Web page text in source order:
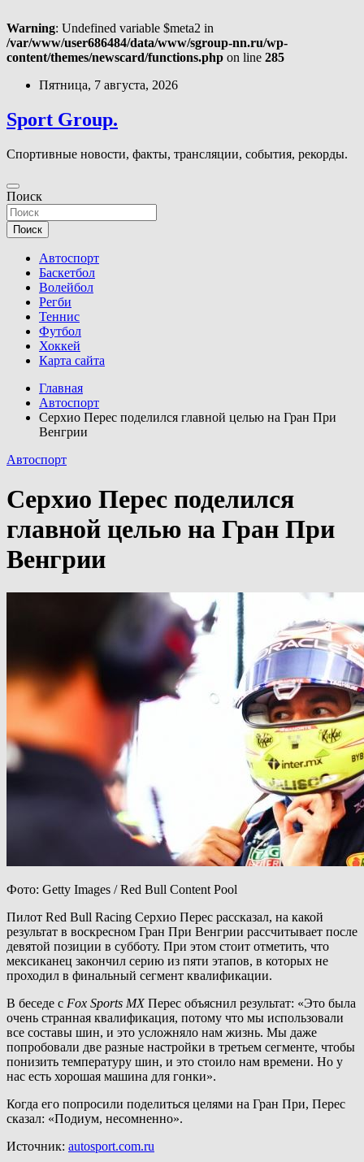
Warning: Undefined variable $meta2 in
/var/www/user686484/data/www/sgroup-nn.ru/wp-
content/themes/newscard/functions.php on line 285
Перейти
содержимому
Пятница, 7 августа, 2026
Sport Group.
Спортивные новости, факты, трансляции, события, рекорды.
Поиск
Поиск
Автоспорт
Баскетбол
Волейбол
Регби
Теннис
Футбол
Хоккей
Карта сайта
Главная
Автоспорт
Серхио Перес поделился главной целью на Гран При
Венгрии
Автоспорт
Серхио Перес поделился
главной целью на Гран При
Венгрии
Фото: Getty Images / Red Bull Content Pool
Пилот Red Bull Racing Серхио Перес рассказал, на какой
результат в воскресном Гран При Венгрии рассчитывает после
девятой позиции в субботу. При этом стоит отметить, что
мексиканец закончил серию из пяти этапов, в которых не
проходил в финальный сегмент квалификации.
В беседе с Fox Sports MXПерес объяснил результат: «Это была
очень странная квалификация, потому что мы использовали
все составы шин, и это усложняло нам жизнь. Мы даже
попробовали две разные настройки в третьем сегменте, чтобы
понизить температуру шин, и это стоило нам времени. Но у
нас есть хорошая машина для гонки».
Когда его попросили поделиться целями на Гран При, Перес
сказал: «Подиум, несомненно».
Источник: autosport.com.ru